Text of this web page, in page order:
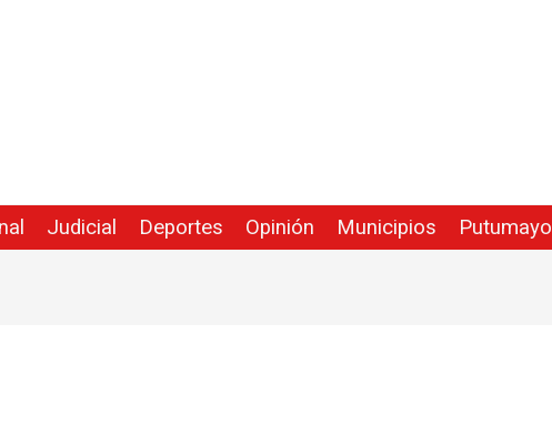
Judicial Deportes Opinión Municipios Putumayo